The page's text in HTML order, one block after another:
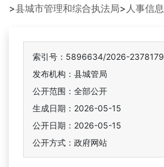
>县城市管理和综合执法局> 人事信息
索引号：5896634/2026-2378179
发布机构：县城管局
公开范围：全部公开
生成日期：2026-05-15
公开日期：2026-05-15
公开方式：政府网站